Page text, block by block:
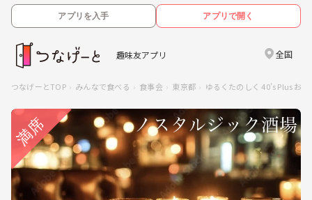
アプリを入手 アプリで開く
趣味友アプリ 全国
つなげーとTOP みんなで食べる 食事会 東京都 ゆるくたのしく 40’s Plus お